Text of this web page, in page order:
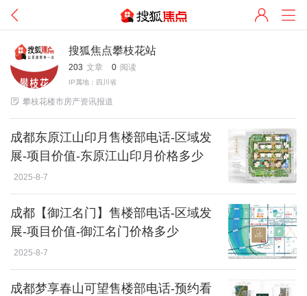
搜狐焦点攀枝花站
203 文章 0 阅读
IP属地：四川省
 攀枝花楼市房产资讯报道
成都东原江山印月售楼部电话-区域发
展-项目价值-东原江山印月价格多少
2025-8-7
成都【御江名门】售楼部电话-区域发
展-项目价值-御江名门价格多少
2025-8-7
成都梦享春山可望售楼部电话-预约看